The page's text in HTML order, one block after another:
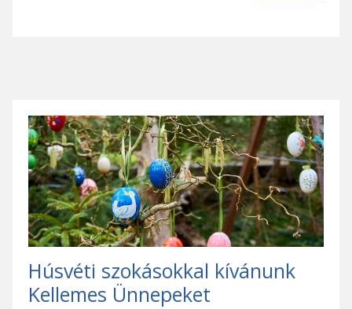
Húsvéti szokásokkal kívánunk
Kellemes Ünnepeket